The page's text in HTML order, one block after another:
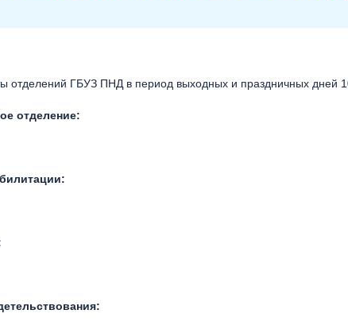
ГБУЗ ПНД в период выходных и праздничных дней
отделение: